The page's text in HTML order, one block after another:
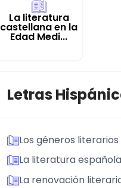
La literatura
castellana en la
Edad Medi...
Letras
Los géneros literarios
La literatura
La renovación